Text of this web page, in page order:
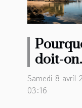
doit-on
visiter
ville de
Samedi 8 avril
03:16